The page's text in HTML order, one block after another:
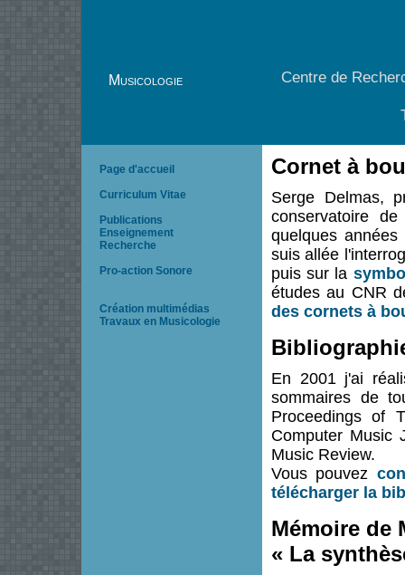
Centre de
Musicologie
Page d'accueil
Curriculum Vitae
Publications
Enseignement
Recherche
Pro-action Sonore
Création multimédias
Travaux en Musicologie
Cornet à
Serge Delmas,
conservatoire
quelques
suis allée
puis sur la
études au CNR
des cornets à
En 2001 j'ai
sommaires de
Proceedings of
Computer Music
Music Review.
Vous pouvez
télécharger la
Mémoire de
« La